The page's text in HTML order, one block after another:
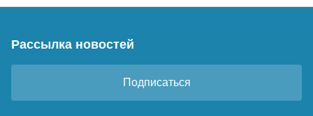
Рассылка новостей
Подписаться